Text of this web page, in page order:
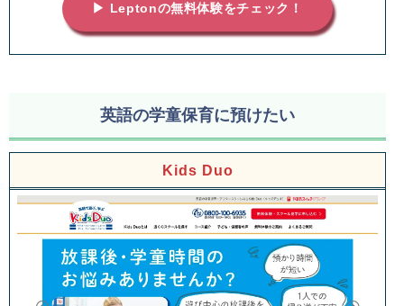
▶ Leptonの無料体験をチェック！
英語の学童保育に預けたい
Kids Duo